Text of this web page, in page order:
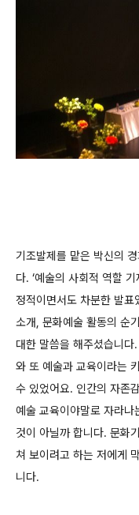
기조발제를 맡은 박신의
다. ‘예술의 사회적 역할
정적이면서도 차분한 발
소개, 문화예술 활동의 순
대한 말씀을 해주셨습니
와 또 예술과 교육이라는
수 있었어요. 인간의 자존
예술 교육이야말로 자라
것이 아닐까 합니다. 문화
쳐 보이려고 하는 저에게
니다.